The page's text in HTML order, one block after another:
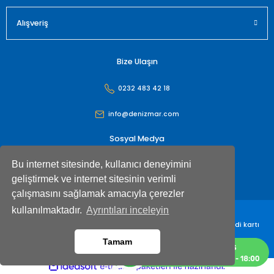
Bu internet sitesinde, kullanıcı deneyimini
geliştirmek ve internet sitesinin verimli
çalışmasını sağlamak amacıyla çerezler
kullanılmaktadır. Ayrıntıları inceleyin
Tamam
Alışveriş
Bize Ulaşın
0232 483 42 18
info@denizmar.com
Sosyal Medya
Denizmar İç Dış Ticaret Anonim Şirketi© Tüm hakları saklıdır. Kredi kartı
ideasoft
e-
ile